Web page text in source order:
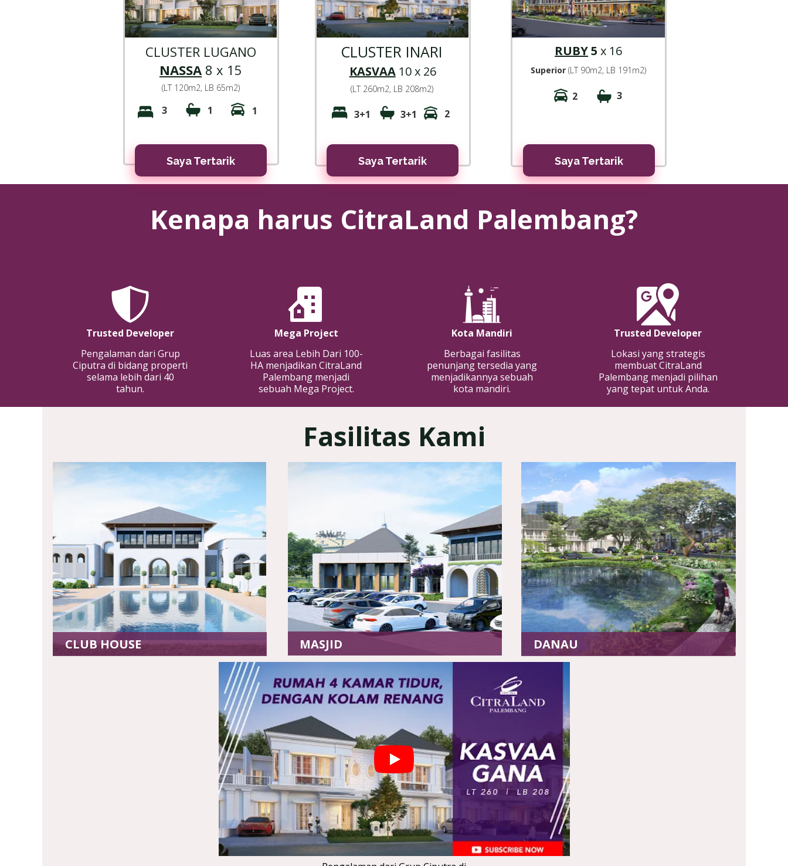
NASSA8 x 15
(LT 120m2, LB 65m2)
3
Saya Tertarik
KASVAA10 x 26
(LT 260m2, LB 208m2)
RUBY5 x 16
Superior (LT 90m2, LB 191m2)
3+1
Saya Tertarik Saya Tertarik
1 1 3+1 2
2
2
2 3
CLUSTER INARI
CLUSTER LUGANO
Kenapa harus CitraLand Palembang?
Trusted Developer
Pengalaman dari Grup
Ciputra di bidang properti
selama lebih dari 40
tahun.
Mega Project
Luas area Lebih Dari 100-
HA menjadikan CitraLand
Palembang menjadi
sebuah Mega Project.
Kota Mandiri
Berbagai fasilitas
penunjang tersedia yang
menjadikannya sebuah
kota mandiri.
Trusted Developer
Lokasi yang strategis
membuat CitraLand
Palembang menjadi pilihan
yang tepat untuk Anda.
Fasilitas Kami
CLUB HOUSE MASJID DANAU